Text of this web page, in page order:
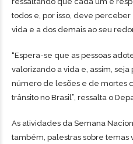
todos e, por isso, deve
vida e a dos demais ao seu
“Espera-se que as pessoas
valorizando a vida e, assim,
número de lesões e de mortes
trânsito no Brasil”, ressalta o
As atividades da Semana
também, palestras sobre temas